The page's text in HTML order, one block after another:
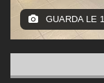
GUARDA LE